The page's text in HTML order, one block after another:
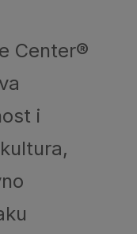
Center®
i